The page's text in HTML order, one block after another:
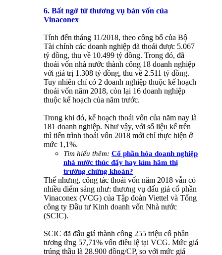
6. Bất ngờ từ thương vụ bán vốn của
Vinaconex
Tính đến tháng 11/2018, theo công bố của Bộ
Tài chính các doanh nghiệp đã thoái được 5.067
tỷ đồng, thu về 10.499 tỷ đồng. Trong đó, đã
thoái vốn nhà nước thành công 18 doanh nghiệp
với giá trị 1.308 tỷ đồng, thu về 2.511 tỷ đồng.
Tuy nhiên chỉ có 2 doanh nghiệp thuộc kế hoạch
thoái vốn năm 2018, còn lại 16 doanh nghiệp
thuộc kế hoạch của năm trước.
Trong khi đó, kế hoạch thoái vốn của năm nay là
181 doanh nghiệp. Như vậy, với số liệu kể trên
thì tiến trình thoái vốn 2018 mới chỉ thực hiện ở
mức 1,1%.
Tìm hiểu thêm: Cổ phần hóa doanh nghiệp
nhà nước thúc đẩy hay kìm hãm thị
trường chứng khoán?
Thế nhưng, công tác thoái vốn năm 2018 vẫn có
nhiều điểm sáng như: thương vụ đấu giá cổ phần
Vinaconex (VCG) của Tập đoàn Viettel và Tổng
công ty Đầu tư Kinh doanh vốn Nhà nước
(SCIC).
SCIC đã đấu giá thành công 255 triệu cổ phần
tương ứng 57,71% vốn điều lệ tại VCG. Mức giá
trúng thầu là 28.900 đồng/CP, so với mức giá